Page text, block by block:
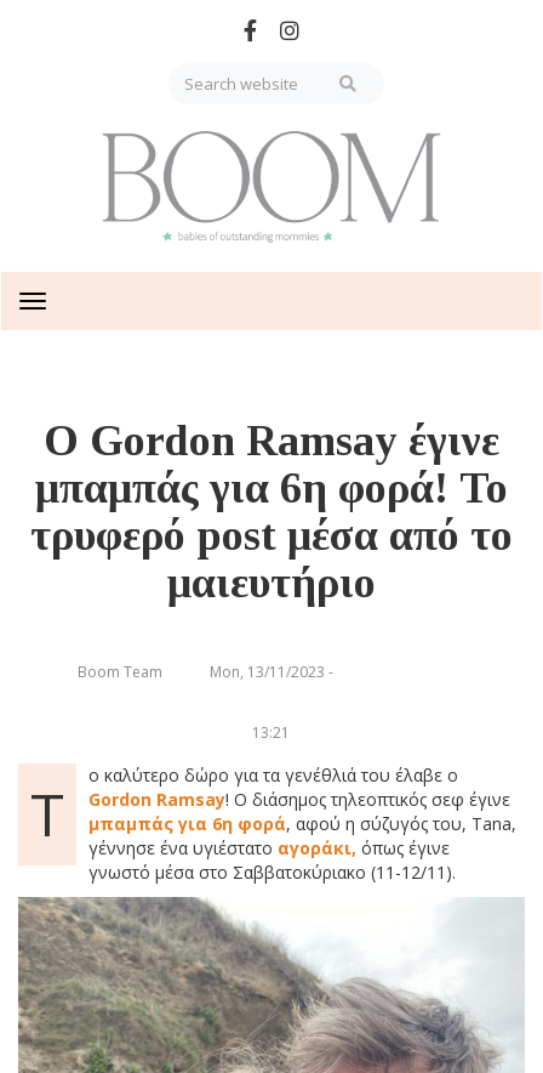
Toggle
navigation
Ο Gordon Ramsay έγινε
μπαμπάς για 6η φορά! Το
τρυφερό post μέσα από το
μαιευτήριο
Boom Team Mon, 13/11/2023 -
13:21
Τ
ο καλύτερο δώρο για τα γενέθλιά του έλαβε ο
Gordon Ramsay! Ο διάσημος τηλεοπτικός σεφ έγινε
μπαμπάς για 6η φορά, αφού η σύζυγός του, Tana,
γέννησε ένα υγιέστατο αγοράκι, όπως έγινε
γνωστό μέσα στο Σαββατοκύριακο (11-12/11).